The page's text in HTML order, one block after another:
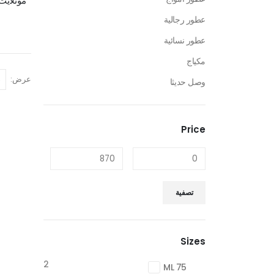
عرض:
عطور رجالية
عطور نسائية
مكياج
وصل حديثا
Price
تصفية
Sizes
75 ML
2